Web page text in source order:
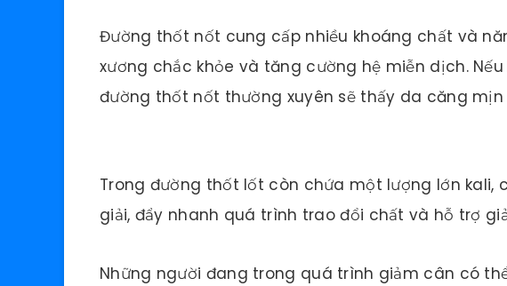
Đường thốt nốt cung cấp nhiều khoáng chất và
xương chắc khỏe và tăng cường hệ miễn dịch.
đường thốt nốt thường xuyên sẽ thấy da căng mịn
Trong đường thốt lốt còn chứa một lượng lớn kali,
giải, đẩy nhanh quá trình trao đổi chất và hỗ trợ
Những người đang trong quá trình giảm cân có